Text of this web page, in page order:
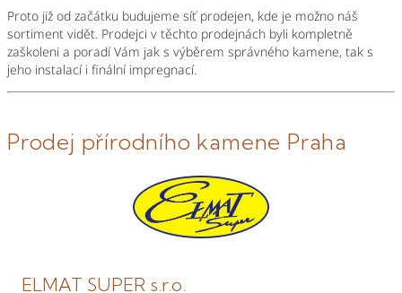
Proto již od začátku budujeme síť prodejen, kde je možno náš
sortiment vidět. Prodejci v těchto prodejnách byli kompletně
zaškoleni a poradí Vám jak s výběrem správného kamene, tak s
jeho instalací i finální impregnací.
Prodej přírodního kamene Praha
ELMAT SUPER s.r.o.